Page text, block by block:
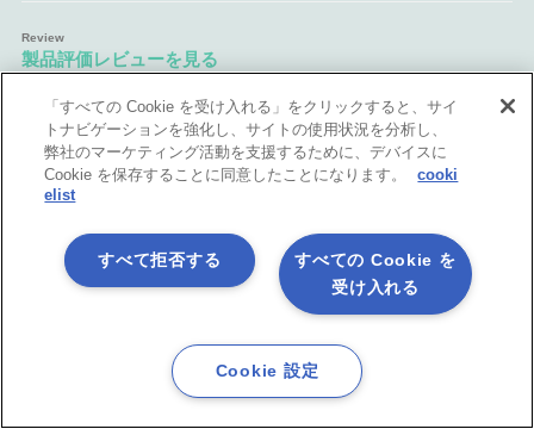
製品評価レビューを見る
ITreview ITトレンド
Capterra BOXIL
パートナー
パートナー情報 パートナープログラム
「すべての Cookie を受け入れる」をクリックすると、サイ
トナビゲーションを強化し、サイトの使用状況を分析し、
弊社のマーケティング活動を支援するために、デバイスに
Cookie を保存することに同意したことになります。
cooki
elist
すべての Cookie を
受け入れる
すべて拒否する
Cookie 設定